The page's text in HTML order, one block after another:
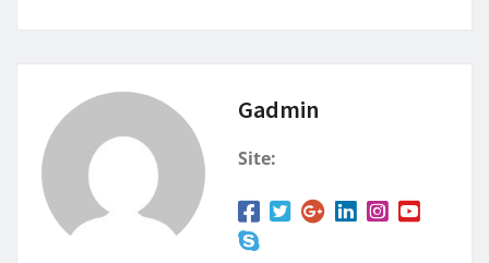
Gadmin
Site: